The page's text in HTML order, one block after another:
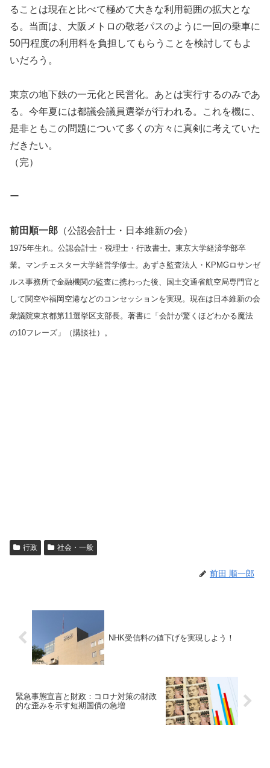
ることは現在と比べて極めて大きな利用範囲の拡大とな
る。当面は、大阪メトロの敬老パスのように一回の乗車に
50円程度の利用料を負担してもらうことを検討してもよ
いだろう。
東京の地下鉄の一元化と民営化。あとは実行するのみであ
る。今年夏には都議会議員選挙が行われる。これを機に、
是非ともこの問題について多くの方々に真剣に考えていた
だきたい。
（完）
ー
前田順一郎 （公認会計士・日本維新の会）
1975年生れ。公認会計士・税理士・行政書士。東京大学経済学部卒
業。マンチェスター大学経営学修士。あずさ監査法人・KPMGロサンゼ
ルス事務所で金融機関の監査に携わった後、国土交通省航空局専門官と
して関空や福岡空港などのコンセッションを実現。現在は日本維新の会
衆議院東京都第11選挙区支部長。著書に「会計が驚くほどわかる魔法
の10フレーズ」（講談社）。
行政 社会・一般
前田 順一郎
NHK受信料の値下げを実現しよう！
緊急事態宣言と財政：コロナ対策の財政
的な歪みを示す短期国債の急増